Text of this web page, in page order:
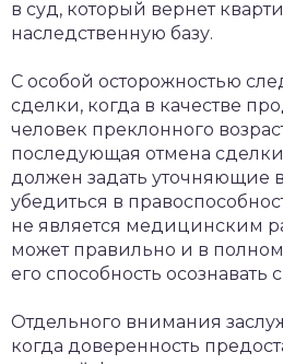
в суд, который вернет
наследственную базу.
С особой осторожностью
сделки, когда в качестве
человек преклонного
последующая отмена
должен задать уточняющие
убедиться в
не является медицинским
может правильно и в
его способность осознавать
Отдельного внимания
когда доверенность